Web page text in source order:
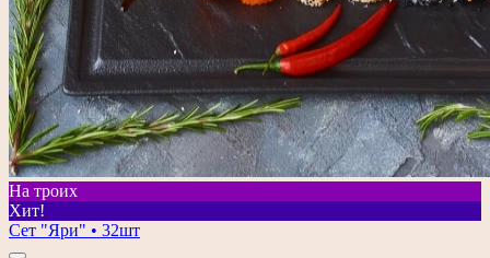
На троих
Хит!
Сет "Яри" • 32шт